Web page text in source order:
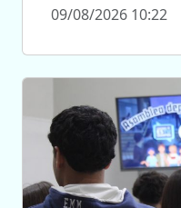
09/08/2026 10:22